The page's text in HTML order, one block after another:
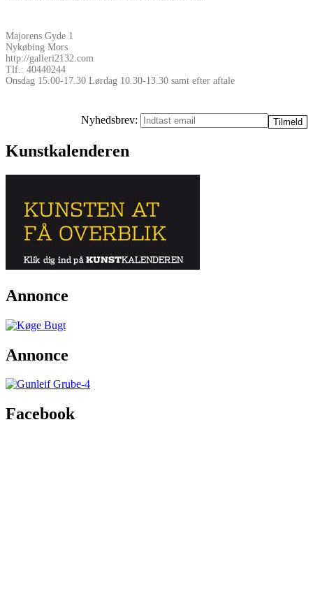
Majorens Gyde 1
Nykøbing Mors
http://galleri2132.com
Tlf.: 40440244
Onsdag 15.00-17.30 Lørdag 10.30-13.30 samt efter aftale
Nyhedsbrev:
Kunstkalenderen
Annonce
Annonce
Facebook